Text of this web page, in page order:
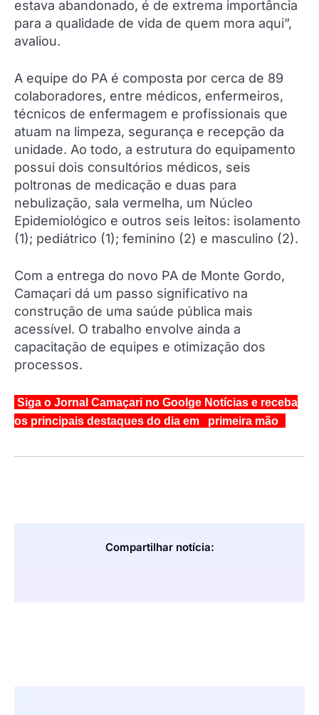
estava abandonado, é de extrema importância
para a qualidade de vida de quem mora aqui”,
avaliou.
A equipe do PA é composta por cerca de 89
colaboradores, entre médicos, enfermeiros,
técnicos de enfermagem e profissionais que
atuam na limpeza, segurança e recepção da
unidade. Ao todo, a estrutura do equipamento
possui dois consultórios médicos, seis
poltronas de medicação e duas para
nebulização, sala vermelha, um Núcleo
Epidemiológico e outros seis leitos: isolamento
(1); pediátrico (1); feminino (2) e masculino (2).
Com a entrega do novo PA de Monte Gordo,
Camaçari dá um passo significativo na
construção de uma saúde pública mais
acessível. O trabalho envolve ainda a
capacitação de equipes e otimização dos
processos.
Siga o Jornal Camaçari no Goolge Notícias e receba
os principais destaques do dia em primeira mão
Compartilhar notícia: